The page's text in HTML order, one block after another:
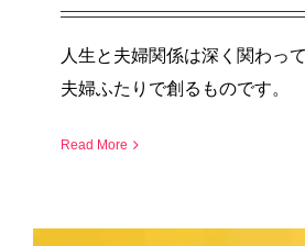
人生と夫婦関係は深く関わっ
夫婦ふたりで創るものです。
Read More